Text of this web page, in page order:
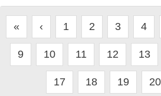
« ‹ 1 2 3 4
9 10 11 12 13
17 18 19 20